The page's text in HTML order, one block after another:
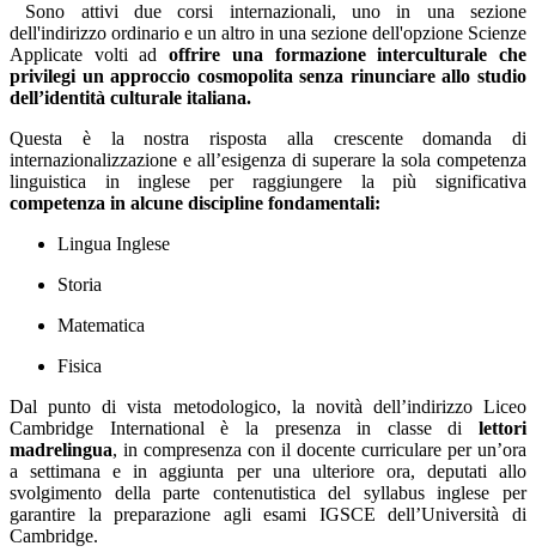
Sono attivi due corsi internazionali, uno in una sezione
dell'indirizzo ordinario e un altro in una sezione dell'opzione Scienze
Applicate volti adoffrire una formazione interculturale che
privilegi un approccio cosmopolita senza rinunciare allo studio
dell’identità culturale italiana.
Questa è la nostra risposta alla crescente domanda di
internazionalizzazione e all’esigenza di superare la sola competenza
linguistica in inglese per raggiungere la più significativa
competenza in alcune discipline fondamentali:
Lingua Inglese
Storia
Matematica
Fisica
Dal punto di vista metodologico, la novità dell’indirizzo Liceo
Cambridge International è la presenza in classe di lettori
madrelingua, in compresenza con il docente curriculare per un’ora
a settimana e in aggiunta per una ulteriore ora, deputati allo
svolgimento della parte contenutistica del syllabus inglese per
garantire la preparazione agli esami IGSCE dell’Università di
Cambridge.